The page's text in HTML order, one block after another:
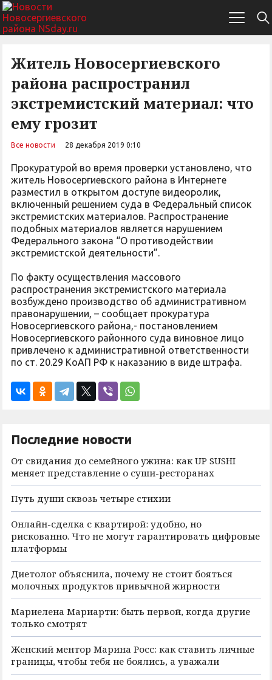
Житель Новосергиевского
района распространил
экстремистский материал: что
ему грозит
Все новости 28 декабря 2019 0:10
Прокуратурой во время проверки установлено, что
житель Новосергиевского района в Интернете
разместил в открытом доступе видеоролик,
включенный решением суда в Федеральный список
экстремистских материалов. Распространение
подобных материалов является нарушением
Федерального закона “О противодействии
экстремистской деятельности”.
По факту осуществления массового
распространения экстремистского материала
возбуждено производство об административном
правонарушении, – сообщает прокуратура
Новосергиевского района,- постановлением
Новосергиевского районного суда виновное лицо
привлечено к административной ответственности
по ст. 20.29 КоАП РФ к наказанию в виде штрафа.
Последние новости
От свидания до семейного ужина: как UP SUSHI
меняет представление о суши-ресторанах
Путь души сквозь четыре стихии
Онлайн-сделка с квартирой: удобно, но
рискованно. Что не могут гарантировать цифровые
платформы
Диетолог объяснила, почему не стоит бояться
молочных продуктов привычной жирности
Мариелена Мариарти: быть первой, когда другие
только смотрят
Женский ментор Марина Росс: как ставить личные
границы, чтобы тебя не боялись, а уважали